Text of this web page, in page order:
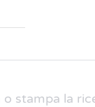
o stampa la